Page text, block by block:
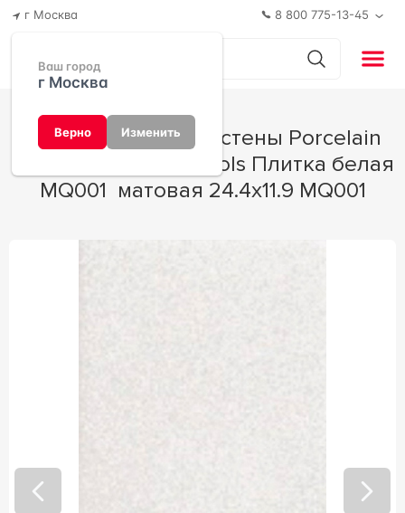
г Москва
Ваш город
г Москва
Верно Изменить
8 800 775-13-45
Mosaic Swimming Pools Плитка белая
MQ001 матовая 24.4х11.9 MQ001